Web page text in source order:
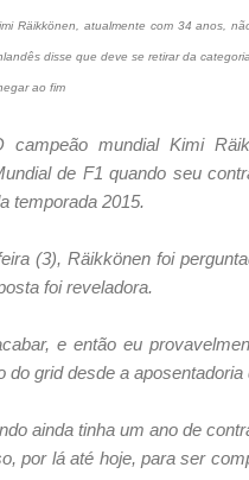
Räikkönen, atualmente com 34 anos,
disse que deve se retirar da
ao fim
campeão mundial Kimi
de F1 quando seu
temporada 2015.
(3), Räikkönen foi
foi reveladora.
e então eu
grid desde a
ainda tinha um ano de
por lá até hoje, para ser